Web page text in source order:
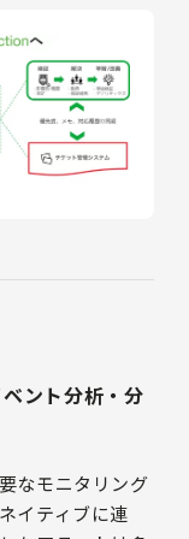
ント分析・分
なモニタリング
イティブに連